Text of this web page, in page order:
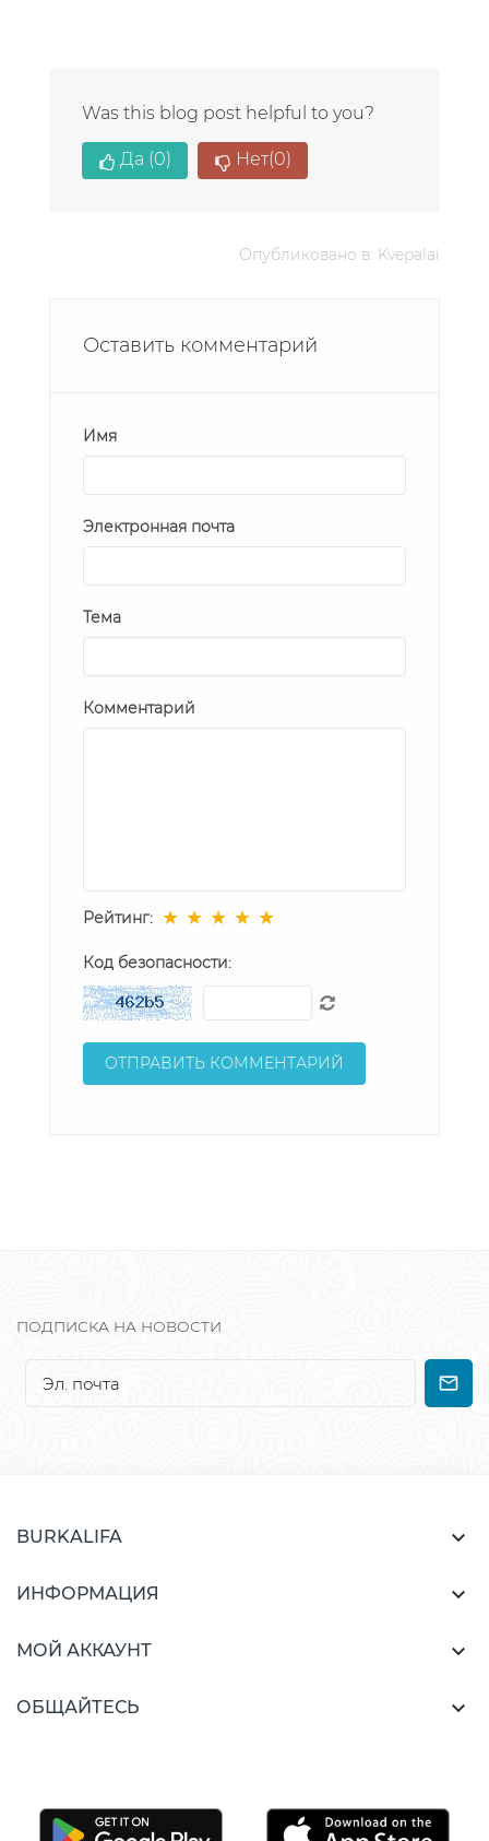
Was this blog post helpful to you?
Да (0) Нет(0)
Опубликовано в: Kvepalai
Оставить комментарий
Имя
Электронная почта
Тема
Комментарий
Рейтинг: ★ ★ ★ ★ ★
Код безопасности:
ПОДПИСКА НА НОВОСТИ
BURKALIFA 
ИНФОРМАЦИЯ 
МОЙ АККАУНТ 
ОБЩАЙТЕСЬ 